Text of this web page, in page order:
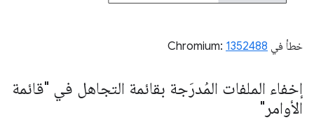
خطأ في Chromium: 1352488
إخفاء الملفات المُدرَجة بقائمة التجاهل في "قائمة
الأوامر"